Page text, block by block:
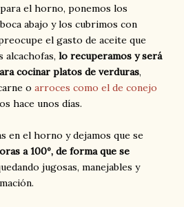
el horno, ponemos los
abajo y los cubrimos con
el gasto de aceite que
alcachofas, lo recuperamos y será
cocinar platos de verduras,
o arroces como el de conejo
hace unos días.
en el horno y dejamos que se
a 100º, de forma que se
jugosas, manejables y